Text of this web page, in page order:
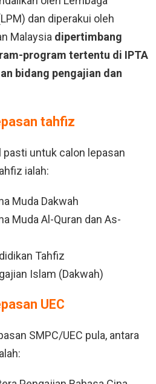
dan diperakui oleh
Malaysia dipertimbang
program tertentu di IPTA
bidang pengajian dan
tahfiz
untuk calon lepasan
ialah:
Muda Dakwah
Muda Al-Quran dan As-
Tahfiz
Islam (Dakwah)
UEC
SMPC/UEC pula, antara